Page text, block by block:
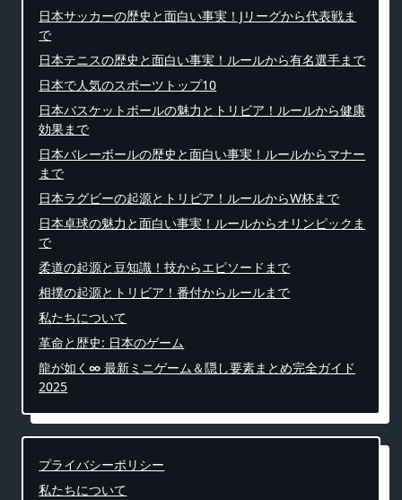
日本サッカーの歴史と面白い事実！Jリーグから代表戦ま
で
日本テニスの歴史と面白い事実！ルールから有名選手まで
日本で人気のスポーツトップ10
日本バスケットボールの魅力とトリビア！ルールから健康
効果まで
日本バレーボールの歴史と面白い事実！ルールからマナー
まで
日本ラグビーの起源とトリビア！ルールからW杯まで
日本卓球の魅力と面白い事実！ルールからオリンピックま
で
柔道の起源と豆知識！技からエピソードまで
相撲の起源とトリビア！番付からルールまで
私たちについて
革命と歴史: 日本のゲーム
龍が如く∞ 最新ミニゲーム＆隠し要素まとめ完全ガイド
2025
プライバシーポリシー
私たちについて